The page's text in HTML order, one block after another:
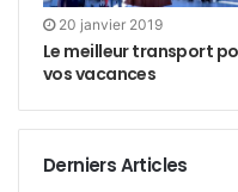
20 janvier 2019
Le meilleur transport
vos vacances
Derniers Articles